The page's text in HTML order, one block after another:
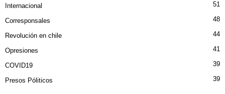
Internacional 51
Corresponsales 48
Revolución en chile 44
Opresiones 41
COVID19 39
Presos Póliticos 39